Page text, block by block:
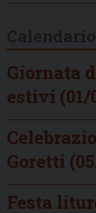
Giornata
estivi (01/
Goretti
Festa